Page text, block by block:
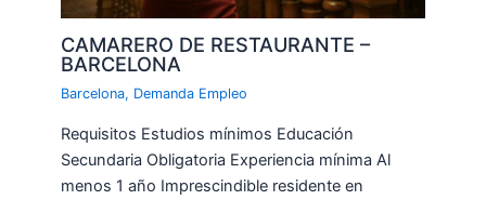
CAMARERO DE RESTAURANTE –
BARCELONA
Barcelona, Demanda Empleo
Requisitos Estudios mínimos Educación
Secundaria Obligatoria Experiencia mínima Al
menos 1 año Imprescindible residente en